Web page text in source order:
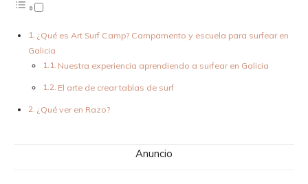
¿Qué es Art Surf Camp? Campamento y escuela para surfear en
Galicia
Nuestra experiencia aprendiendo a surfear en Galicia
El arte de crear tablas de surf
¿Qué ver en Razo?
Anuncio